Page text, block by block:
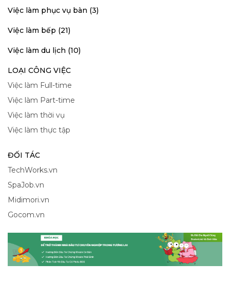
Việc làm phục vụ bàn (3)
Việc làm bếp (21)
Việc làm du lịch (10)
LOẠI CÔNG VIỆC
Việc làm Full-time
Việc làm Part-time
Việc làm thời vụ
Việc làm thực tập
ĐỐI TÁC
TechWorks.vn
SpaJob.vn
Midimori.vn
Gocom.vn